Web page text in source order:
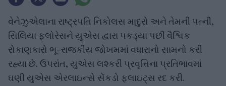
વેનેઝુએલાના રાષ્ટ્રપતિ નિકોલસ માદુરો અને તેમની પત્ની,
સિલિયા ફ્લોરેસને યુએસ દ્વારા પકડ્યા પછી વૈશ્વિક
રોકાણકારો ભૂ-રાજકીય જોખમમાં વધારાનો સામનો કરી
રહ્યા છે. ઉપરાંત, યુએસ લશ્કરી પ્રવૃત્તિના પ્રતિભાવમાં
ઘણી યુએસ એરલાઇન્સે સેંકડો ફ્લાઇટ્સ રદ કરી.